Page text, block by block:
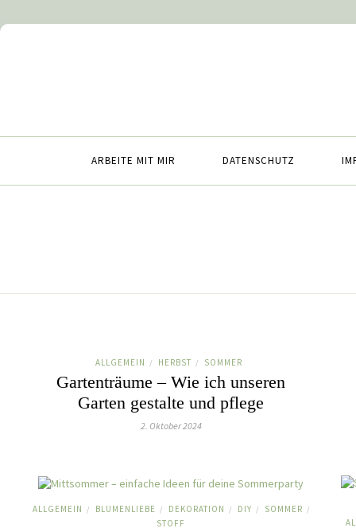
ARBEITE MIT MIR DATENSCHUTZ
ALLGEMEIN / HERBST / SOMMER
Gartenträume – Wie ich unseren
Garten gestalte und pflege
2. Oktober 2024
ALLGEMEIN / BLUMENLIEBE / DEKORATION / DIY / SOMMER /
STOFF